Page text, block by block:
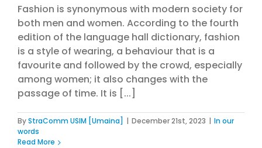
Fashion is synonymous with modern society for
both men and women. According to the fourth
edition of the language hall dictionary, fashion
is a style of wearing, a behaviour that is a
favourite and followed by the crowd, especially
among women; it also changes with the
passage of time. It is [...]
ByStraComm USIM [Umaina] | December 21st, 2023 | In our
words
Read More